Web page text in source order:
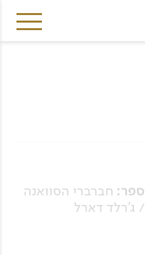
ספר: חברברי הסוואנה
/ ג'רלד דארל